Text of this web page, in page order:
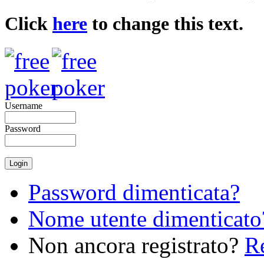
Click here to change this text.
Username
Password
Password dimenticata?
Nome utente
Non ancora registrato?